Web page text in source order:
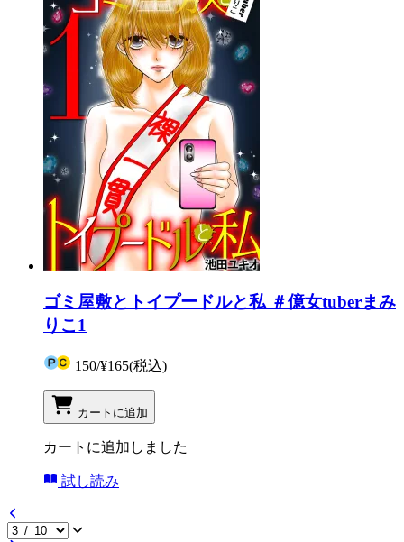
ゴミ屋敷とトイプードルと私 ＃億女tuberまみ
りこ1
150/¥165(税込)
カートに追加
カートに追加しました
試し読み